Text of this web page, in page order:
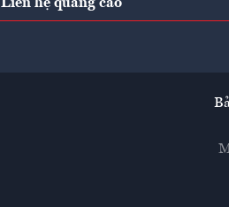
Liên hệ quảng cáo